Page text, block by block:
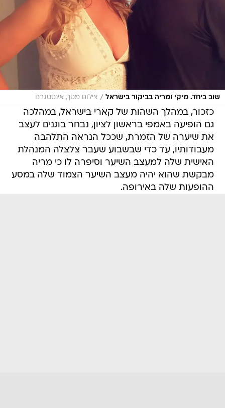
שוב ביחד. מיקי ומריה בביקור בישראל / צילום מסך, אינסטגרם
כזכור, במהלך השהות של קארי בישראל, במהלכה
גם הופיעה באמפי בראשון לציון, נבחר בוגנים לעצב
את שיערה של הזמרת, שככל הנראה התלהבה
מעבודותיו, עד כדי שבשבוע שעבר צלצלה המנהלת
האישית שלה למעצב השיער וסיפרה לו כי מריה
מבקשת שהוא יהיה מעצב השיער הצמוד שלה במסע
ההופעות שלה באירופה.